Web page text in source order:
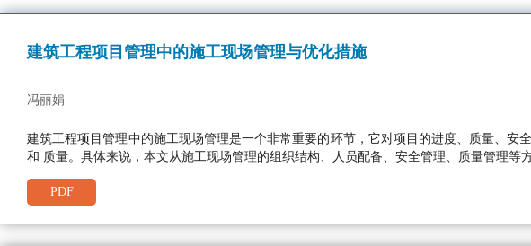
建筑工程项目管理中的施工现场管理与优化措施
冯丽娟
建筑工程项目管理中的施工现场管理是一个非常重要的环节，它对项目的进度、质量、
和 质量。具体来说，本文从施工现场管理的组织结构、人员配备、安全管理、质量管理等
PDF